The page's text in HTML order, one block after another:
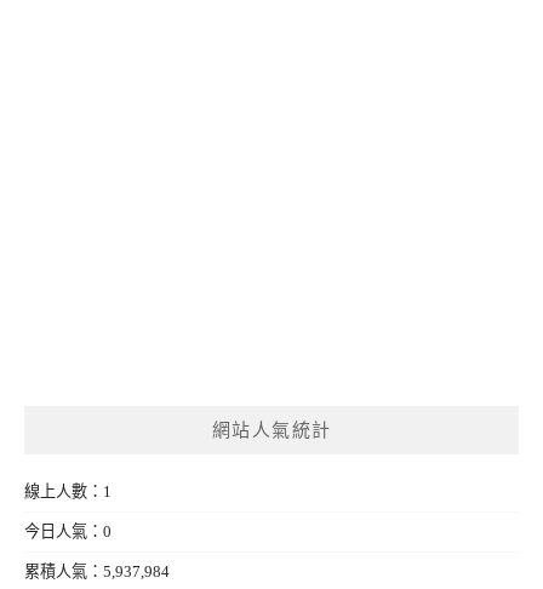
網站人氣統計
線上人數：1
今日人氣：0
累積人氣：5,937,984